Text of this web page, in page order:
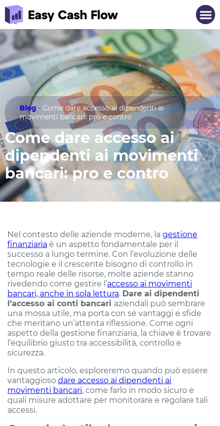
Blog - Come dare accesso ai dipendenti ai
movimenti bancari: pro e contro
Come dare accesso ai
dipendenti ai movimenti
bancari: pro e contro
Nel contesto delle aziende moderne, la gestione
finanziaria è un aspetto fondamentale per il
successo a lungo termine. Con l’evoluzione delle
tecnologie e il crescente bisogno di controllo in
tempo reale delle risorse, molte aziende stanno
rivedendo come gestire l’accesso ai movimenti
bancari, anche in sola lettura. Dare ai dipendenti
l’accesso ai conti bancari aziendali può sembrare
una mossa utile, ma porta con sé vantaggi e sfide
che meritano un’attenta riflessione. Come ogni
aspetto della gestione finanziaria, la chiave è trovare
l’equilibrio giusto tra accessibilità, controllo e
sicurezza.
In questo articolo, esploreremo quando può essere
vantaggioso dare accesso ai dipendenti ai
movimenti bancari, come farlo in modo sicuro e
quali misure adottare per monitorare e regolare tali
accessi.